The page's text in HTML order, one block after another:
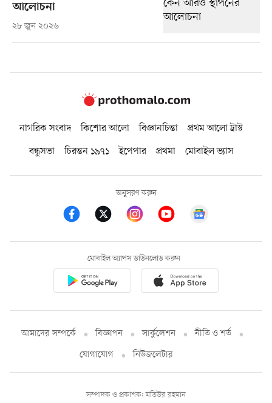
আলোচনা
২৮ জুন ২০২৬
নাগরিক সংবাদ কিশোর আলো বিজ্ঞানচিন্তা
প্রথম আলো ট্রাস্ট
বন্ধুসভা
চিরন্তন ১৯৭১ ইপেপার প্রথমা মোবাইল ভ্যাস
অনুসরণ করুন
মোবাইল অ্যাপস ডাউনলোড করুন
আমাদের সম্পর্কে বিজ্ঞাপন সার্কুলেশন
নীতি ও শর্ত
যোগাযোগ
নিউজলেটার
সম্পাদক ও প্রকাশক: মতিউর রহমান